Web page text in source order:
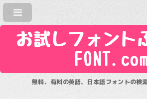
お試しフォント
FONT.com
無料、有料の英語、日本語フォントの検